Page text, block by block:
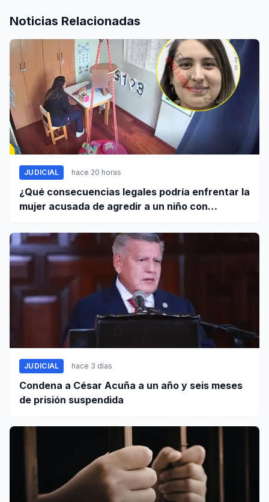
Noticias Relacionadas
JUDICIAL hace 20 horas
¿Qué consecuencias legales podría enfrentar la
mujer acusada de agredir a un niño con
JUDICIAL hace 3 días
Condena a César Acuña a un año y seis meses
de prisión suspendida